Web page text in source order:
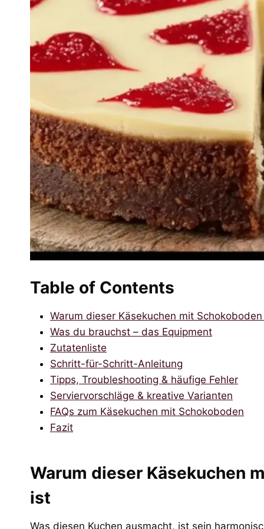
Table of Contents
Warum dieser Käsekuchen mit
Was du brauchst – das Equipment
Zutatenliste
Schritt-für-Schritt-Anleitung
Tipps, Troubleshooting & häufige Fehler
Serviervorschläge & kreative Varianten
FAQs zum Käsekuchen mit Schokoboden
Fazit
Warum dieser Käsekuchen
ist
Was diesen Kuchen ausmacht, ist sein